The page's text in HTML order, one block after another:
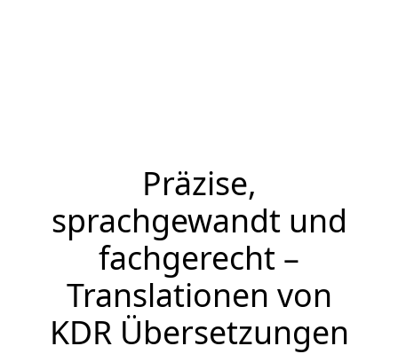
Präzise,
sprachgewandt und
fachgerecht –
Translationen von
KDR Übersetzungen